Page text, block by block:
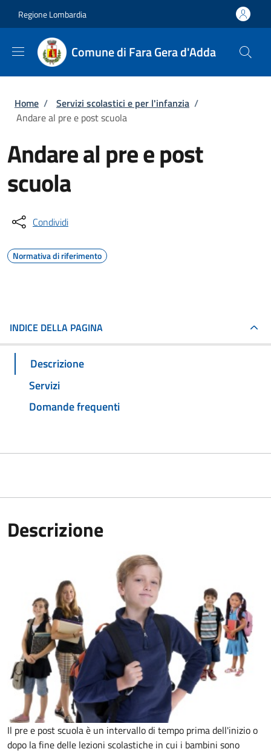
Regione Lombardia
Comune di Fara Gera d'Adda
Briciole di pane
Home / Servizi scolastici e per l'infanzia /
Andare al pre e post scuola
Andare al pre e post
scuola
Condividi
Normativa di riferimento
INDICE DELLA PAGINA
Descrizione
Servizi
Domande frequenti
Descrizione
Il pre e post scuola è un intervallo di tempo prima dell'inizio o
dopo la fine delle lezioni scolastiche in cui i bambini sono